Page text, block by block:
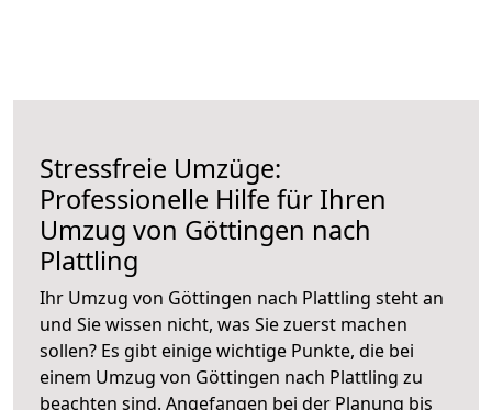
Stressfreie Umzüge:
Professionelle Hilfe für Ihren
Umzug von Göttingen nach
Plattling
Ihr Umzug von Göttingen nach Plattling steht an
und Sie wissen nicht, was Sie zuerst machen
sollen? Es gibt einige wichtige Punkte, die bei
einem Umzug von Göttingen nach Plattling zu
beachten sind. Angefangen bei der Planung bis